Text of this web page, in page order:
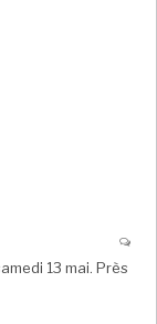
13 mai. Près